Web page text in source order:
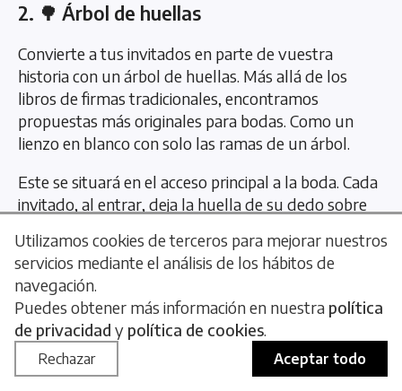
2. 🌳 Árbol de huellas
Convierte a tus invitados en parte de vuestra
historia con un árbol de huellas. Más allá de los
libros de firmas tradicionales, encontramos
propuestas más originales para bodas. Como un
lienzo en blanco con solo las ramas de un árbol.
Este se situará en el acceso principal a la boda. Cada
invitado, al entrar, deja la huella de su dedo sobre
de arte colectiva para recordar vuestro gran día.
Utilizamos cookies de terceros para mejorar nuestros
servicios mediante el análisis de los hábitos de
navegación.
Puedes obtener más información en nuestra política
de privacidad y política de cookies.
Rechazar Aceptar todo